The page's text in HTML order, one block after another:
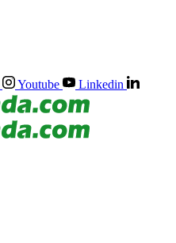
Youtube Linkedin